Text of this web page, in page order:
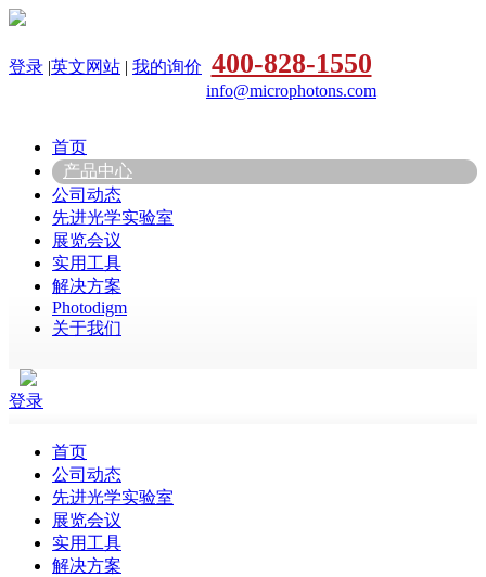
登录 |英文网站 | 我的询价 400-828-1550
info@microphotons.com
首页
产品中心
公司动态
先进光学实验室
展览会议
实用工具
解决方案
Photodigm
关于我们
登录
首页
公司动态
先进光学实验室
展览会议
实用工具
解决方案